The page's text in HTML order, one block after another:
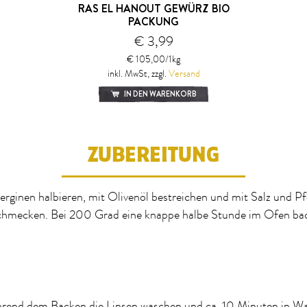
RAS EL HANOUT GEWÜRZ BIO
PACKUNG
€ 3,99
€ 105,00/1kg
inkl. MwSt, zzgl. Versand
IN DEN WARENKORB
ZUBEREITUNG
halbieren, mit Olivenöl bestreichen und mit Salz und
Bei 200 Grad eine knappe halbe Stunde im Ofen